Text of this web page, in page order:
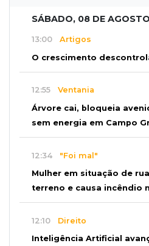
SÁBADO, 08 DE AGOSTO
13:00 Artigos
O crescimento
12:55 Ventania
Árvore cai, bloqueia
sem energia em Campo
12:34 "Foi mal"
Mulher em situação de
terreno e causa incêndio
12:10 Direito
Inteligência Artificial